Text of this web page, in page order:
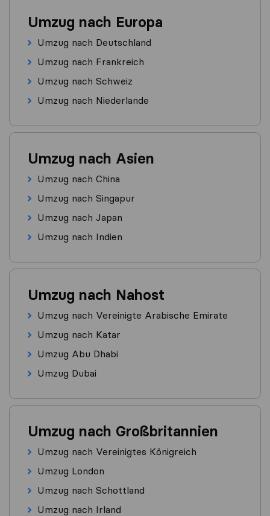
Umzug nach Europa
Umzug nach Deutschland
Umzug nach Frankreich
Umzug nach Schweiz
Umzug nach Niederlande
Umzug nach Asien
Umzug nach China
Umzug nach Singapur
Umzug nach Japan
Umzug nach Indien
Umzug nach Nahost
Umzug nach Vereinigte Arabische Emirate
Umzug nach Katar
Umzug Abu Dhabi
Umzug Dubai
Umzug nach Großbritannien
Umzug nach Vereinigtes Königreich
Umzug London
Umzug nach Schottland
Umzug nach Irland